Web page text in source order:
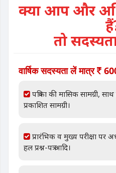
क्या आप और
तो
वार्षिक सदस्यता लें मात्र
पत्रिका की मासिक सामग्री,
प्रकाशित सामग्री।
प्रारंभिक व मुख्य परीक्षा पर
हल प्रश्न-पत्र आदि।